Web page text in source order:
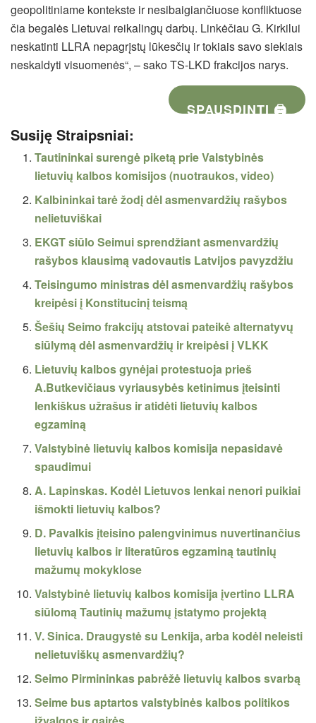
geopolitiniame kontekste ir nesibaigiančiuose konfliktuose
čia begalės Lietuvai reikalingų darbų. Linkėčiau G. Kirkilui
neskatinti LLRA nepagrįstų lūkesčių ir tokiais savo siekiais
neskaldyti visuomenės“, – sako TS-LKD frakcijos narys.
SPAUSDINTI 🖨
Susiję Straipsniai:
Tautininkai surengė piketą prie Valstybinės
lietuvių kalbos komisijos (nuotraukos, video)
Kalbininkai tarė žodį dėl asmenvardžių rašybos
nelietuviškai
EKGT siūlo Seimui sprendžiant asmenvardžių
rašybos klausimą vadovautis Latvijos pavyzdžiu
Teisingumo ministras dėl asmenvardžių rašybos
kreipėsi į Konstitucinį teismą
Šešių Seimo frakcijų atstovai pateikė alternatyvų
siūlymą dėl asmenvardžių ir kreipėsi į VLKK
Lietuvių kalbos gynėjai protestuoja prieš
A.Butkevičiaus vyriausybės ketinimus įteisinti
lenkiškus užrašus ir atidėti lietuvių kalbos
egzaminą
Valstybinė lietuvių kalbos komisija nepasidavė
spaudimui
A. Lapinskas. Kodėl Lietuvos lenkai nenori puikiai
išmokti lietuvių kalbos?
D. Pavalkis įteisino palengvinimus nuvertinančius
lietuvių kalbos ir literatūros egzaminą tautinių
mažumų mokyklose
Valstybinė lietuvių kalbos komisija įvertino LLRA
siūlomą Tautinių mažumų įstatymo projektą
V. Sinica. Draugystė su Lenkija, arba kodėl neleisti
nelietuviškų asmenvardžių?
Seimo Pirmininkas pabrėžė lietuvių kalbos svarbą
Seime bus aptartos valstybinės kalbos politikos